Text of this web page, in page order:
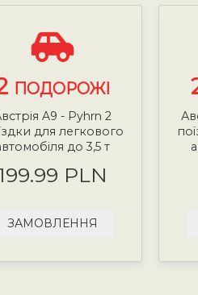
ПОДОРОЖІ
A9 - Pyhrn 2
для легкового
до 3,5 т
PLN
ЗАМОВЛЕННЯ